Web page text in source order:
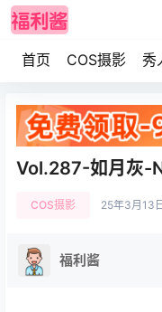
首页 COS摄影 秀
Vol.287-如月灰-
COS摄影 25年3月13日
福利酱